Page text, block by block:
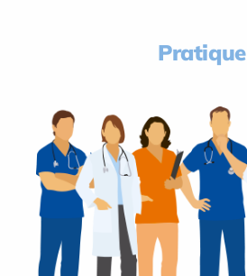
Pratique